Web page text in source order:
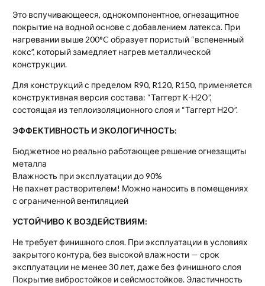
Это вспучивающееся, однокомпонентное, огнезащитное
покрытие на водной основе с добавлением латекса. При
нагревании выше 200°C образует пористый “вспененный
кокс”, который замедляет нагрев металлической
конструкции.
Для конструкций с пределом R90, R120, R150, применяется
конструктивная версия состава: “Таггерт К-Н2О”,
состоящая из теплоизоляционного слоя и “Таггерт Н2О”.
ЭФФЕКТИВНОСТЬ И ЭКОЛОГИЧНОСТЬ:
Бюджетное но реально работающее решение огнезащиты
металла
Влажность при эксплуатации до 90%
Не пахнет растворителем! Можно наносить в помещениях
с ограниченной вентиляцией
УСТОЙЧИВО К ВОЗДЕЙСТВИЯМ:
Не требует финишного слоя. При эксплуатации в условиях
закрытого контура, без высокой влажности — срок
эксплуатации не менее 30 лет, даже без финишного слоя
Покрытие вибростойкое и сейсмостойкое. Эластичность